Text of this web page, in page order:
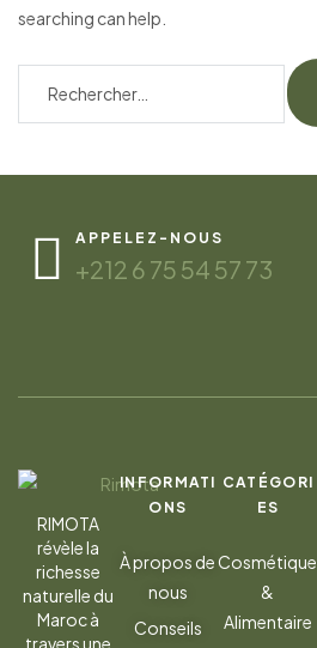
searching can help.
APPELEZ-NOUS
+212 6 75 54 57 73
RIMOTA
révèle la
richesse
naturelle du
Maroc à
travers une
INFORMATI
ONS
À propos de
nous
Conseils
CATÉGORI
ES
Cosmétique
&
Alimentaire